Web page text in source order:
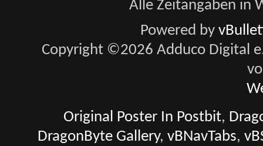
Alle Zeitangaben in
Powered by
Copyright ©2026 Adduco Digital
Original Poster In Postbit,
DragonByte Gallery,vBNavTabs,